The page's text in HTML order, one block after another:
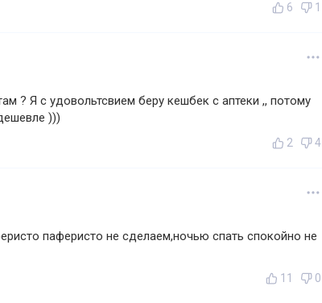
6 1
? Я с удовольтсвием беру кешбек с аптеки ,, потому
)))
2 4
паферисто не сделаем,ночью спать спокойно не
11 0